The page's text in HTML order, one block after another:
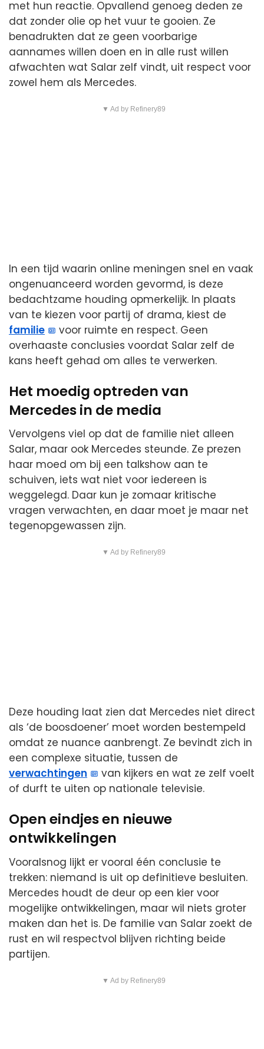
met hun reactie. Opvallend genoeg deden ze
dat zonder olie op het vuur te gooien. Ze
benadrukten dat ze geen voorbarige
aannames willen doen en in alle rust willen
afwachten wat Salar zelf vindt, uit respect voor
zowel hem als Mercedes.
▼ Ad by Refinery89
In een tijd waarin online meningen snel en vaak
ongenuanceerd worden gevormd, is deze
bedachtzame houding opmerkelijk. In plaats
van te kiezen voor partij of drama, kiest de
familie
voor ruimte en respect. Geen
overhaaste conclusies voordat Salar zelf de
kans heeft gehad om alles te verwerken.
Het moedig optreden van
Mercedes in de media
Vervolgens viel op dat de familie niet alleen
Salar, maar ook Mercedes steunde. Ze prezen
haar moed om bij een talkshow aan te
schuiven, iets wat niet voor iedereen is
weggelegd. Daar kun je zomaar kritische
vragen verwachten, en daar moet je maar net
tegenopgewassen zijn.
▼ Ad by Refinery89
Deze houding laat zien dat Mercedes niet direct
als ‘de boosdoener’ moet worden bestempeld
omdat ze nuance aanbrengt. Ze bevindt zich in
een complexe situatie, tussen de
verwachtingen
van kijkers en wat ze zelf voelt
of durft te uiten op nationale televisie.
Open eindjes en nieuwe
ontwikkelingen
Vooralsnog lijkt er vooral één conclusie te
trekken: niemand is uit op definitieve besluiten.
Mercedes houdt de deur op een kier voor
mogelijke ontwikkelingen, maar wil niets groter
maken dan het is. De familie van Salar zoekt de
rust en wil respectvol blijven richting beide
partijen.
▼ Ad by Refinery89